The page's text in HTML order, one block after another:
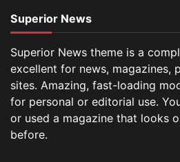
Superior News
Superior News theme is a
excellent for news, magazines,
sites. Amazing, fast-loading
for personal or editorial use.
or used a magazine that looks
before.